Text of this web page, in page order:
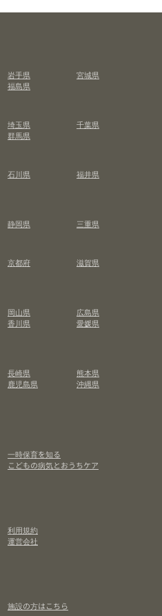
岩手県
宮城県
福島県
埼玉県
千葉県
群馬県
石川県
福井県
静岡県
三重県
京都府
滋賀県
岡山県
広島県
香川県
愛媛県
長崎県
熊本県
鹿児島県 沖縄県
一時保育を知る
こどもの病気とおうちケア
利用規約
運営会社
施設の方はこちら